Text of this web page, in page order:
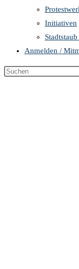
Initiativen
Anmelden /
Diese